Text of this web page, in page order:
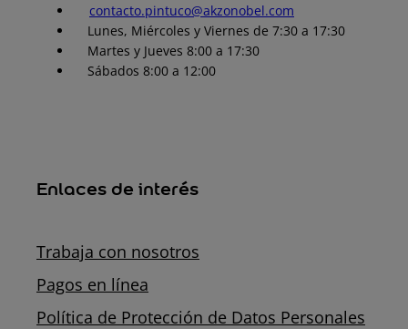
contacto.pintuco@akzonobel.com
Lunes, Miércoles y Viernes de 7:30 a 17:30
Martes y Jueves 8:00 a 17:30
Sábados 8:00 a 12:00
Enlaces de interés
Trabaja con nosotros
Pagos en línea
Política de Protección de Datos Personales